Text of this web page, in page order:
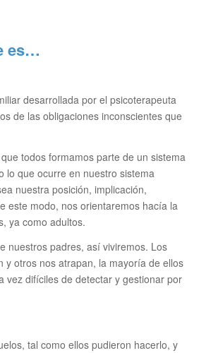
es…
desarrollada por el psicoterapeuta
de las obligaciones inconscientes que
todos formamos parte de un sistema
lo que ocurre en nuestro sistema
nuestra posición, implicación,
este modo, nos orientaremos hacía la
ya como adultos.
nuestros padres, así viviremos. Los
y otros nos atrapan, la mayoría de ellos
vez difíciles de detectar y gestionar por
tal como ellos pudieron hacerlo, y